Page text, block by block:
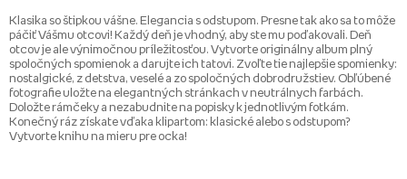
Klasika so štipkou vášne. Elegancia s odstupom. Presne tak ako sa to môže
páčiť Vášmu otcovi! Každý deň je vhodný, aby ste mu poďakovali. Deň
otcov je ale výnimočnou príležitosťou. Vytvorte originálny album plný
spoločných spomienok a darujte ich tatovi. Zvoľte tie najlepšie spomienky:
nostalgické, z detstva, veselé a zo spoločných dobrodružstiev. Obľúbené
fotografie uložte na elegantných stránkach v neutrálnych farbách.
Doložte rámčeky a nezabudnite na popisky k jednotlivým fotkám.
Konečný ráz získate vďaka klipartom: klasické alebo s odstupom?
Vytvorte knihu na mieru pre ocka!